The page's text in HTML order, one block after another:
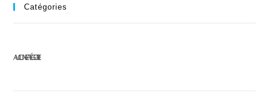
Catégories
AUCUNE CATÉGORIE